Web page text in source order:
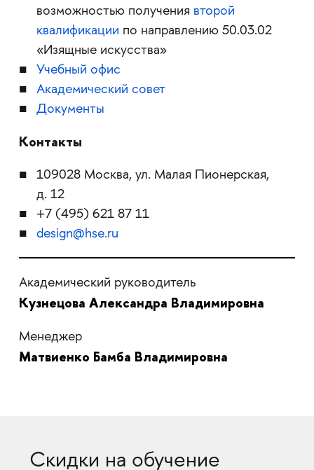
возможностью получения второй
квалификации по направлению 50.03.02
«Изящные искусства»
Учебный офис
Академический совет
Документы
Контакты
109028 Москва, ул. Малая Пионерская,
д. 12
+7 (495) 621 87 11
design@hse.ru
Академический руководитель
Кузнецова Александра Владимировна
Менеджер
Матвиенко Бамба Владимировна
Скидки на обучение